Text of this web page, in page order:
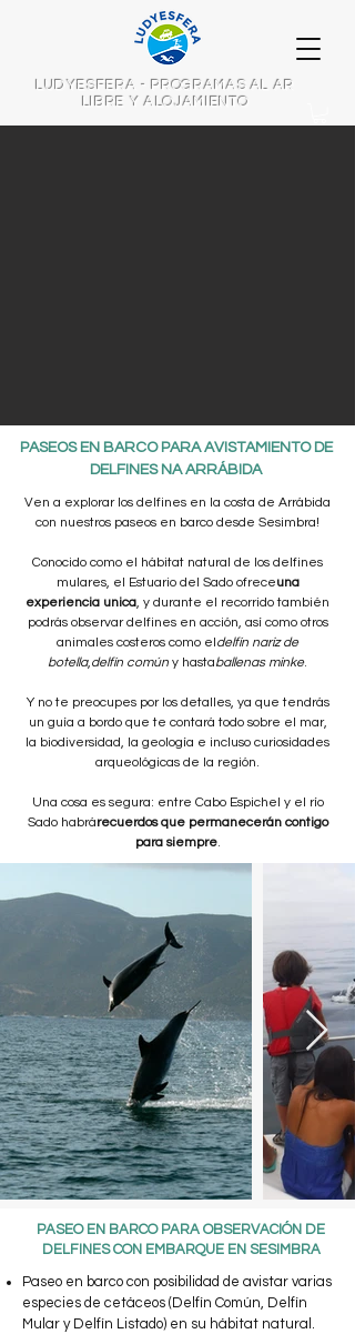
LUDYESFERA - PROGRAMAS AL AR
LIBRE Y ALOJAMIENTO
PASEOS EN BARCO PARA AVISTAMIENTO DE
DELFINES NA ARRÁBIDA
Ven a explorar los delfines en la costa de Arrábida
con nuestros paseos en barco desde Sesimbra!
Conocido como el hábitat natural de los delfines
mulares, el Estuario del Sado ofreceuna
experiencia unica, y durante el recorrido también
podrás observar delfines en acción, así como otros
animales costeros como el delfín nariz de
botella,delfín común y hastaballenas minke.
Y no te preocupes por los detalles, ya que tendrás
un guía a bordo que te contará todo sobre el mar,
la biodiversidad, la geología e incluso curiosidades
arqueológicas de la región.
Una cosa es segura: entre Cabo Espichel y el río
Sado habrárecuerdos que permanecerán contigo
para siempre.
PASEO EN BARCO PARA OBSERVACIÓN DE
DELFINES CON EMBARQUE EN SESIMBRA
Paseo en barco con posibilidad de avistar varias
especies de cetáceos (Delfín Común, Delfín
Mular y Delfín Listado) en su hábitat natural.